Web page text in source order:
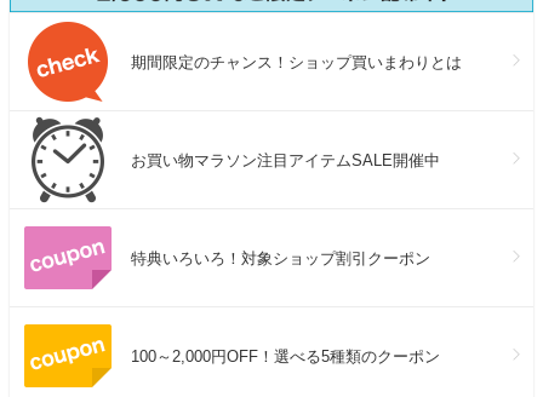
期間限定のチャンス！ショップ買いまわりとは
お買い物マラソン注目アイテムSALE開催中
特典いろいろ！対象ショップ割引クーポン
100～2,000円OFF！選べる5種類のクーポン